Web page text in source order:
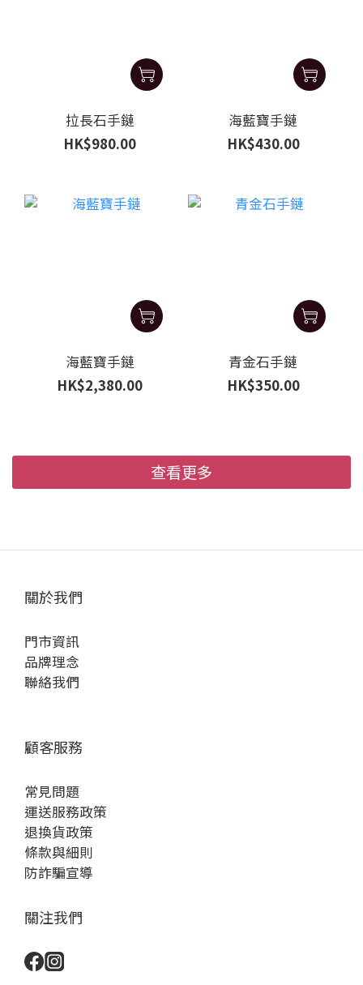
拉長石手鏈
HK$980.00
海藍寶手鏈
HK$430.00
海藍寶手鏈
HK$2,380.00
青金石手鏈
HK$350.00
查看更多
關於我們
門市資訊
品牌理念
聯絡我們
顧客服務
常見問題
運送服務政策
退換貨政策
條款與細則
防詐騙宣導
關注我們